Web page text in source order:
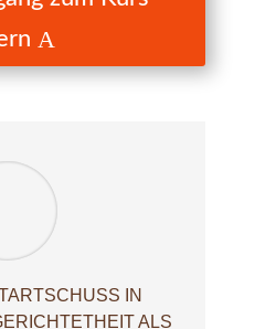
IN
ALS